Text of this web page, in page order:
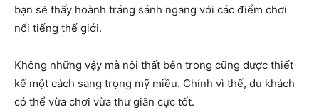
bạn sẽ thấy hoành tráng sánh ngang với các điểm chơi
nổi tiếng thế giới.
Không những vậy mà nội thất bên trong cũng được thiết
kế một cách sang trọng mỹ miều. Chính vì thế, du khách
có thể vừa chơi vừa thư giãn cực tốt.